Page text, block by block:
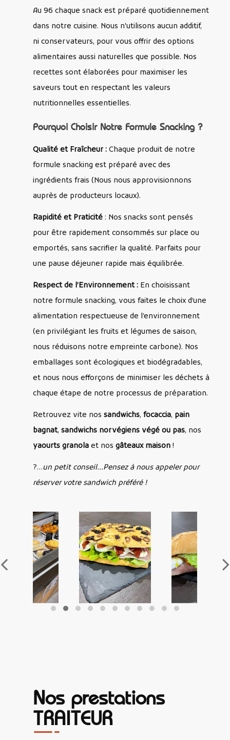
Au 96 chaque snack est préparé quotidiennement
dans notre cuisine. Nous n'utilisons aucun additif,
ni conservateurs, pour vous offrir des options
alimentaires aussi naturelles que possible. Nos
recettes sont élaborées pour maximiser les
saveurs tout en respectant les valeurs
nutritionnelles essentielles.
Pourquoi Choisir Notre Formule Snacking ?
Qualité et Fraîcheur : Chaque produit de notre
formule snacking est préparé avec des
ingrédients frais (Nous nous approvisionnons
auprès de producteurs locaux).
Rapidité et Praticité : Nos snacks sont pensés
pour être rapidement consommés sur place ou
emportés, sans sacrifier la qualité. Parfaits pour
une pause déjeuner rapide mais équilibrée.
Respect de l’Environnement : En choisissant
notre formule snacking, vous faites le choix d’une
alimentation respectueuse de l’environnement
(en privilégiant les fruits et légumes de saison,
nous réduisons notre empreinte carbone). Nos
emballages sont écologiques et biodégradables,
et nous nous efforçons de minimiser les déchets à
chaque étape de notre processus de préparation.
Retrouvez vite nos sandwichs, focaccia, pain
bagnat, sandwichs norvégiens végé ou pas, nos
yaourts granola et nos gâteaux maison !
?…un petit conseil...Pensez à nous appeler pour
réserver votre sandwich préféré !
Nos prestations
TRAITEUR